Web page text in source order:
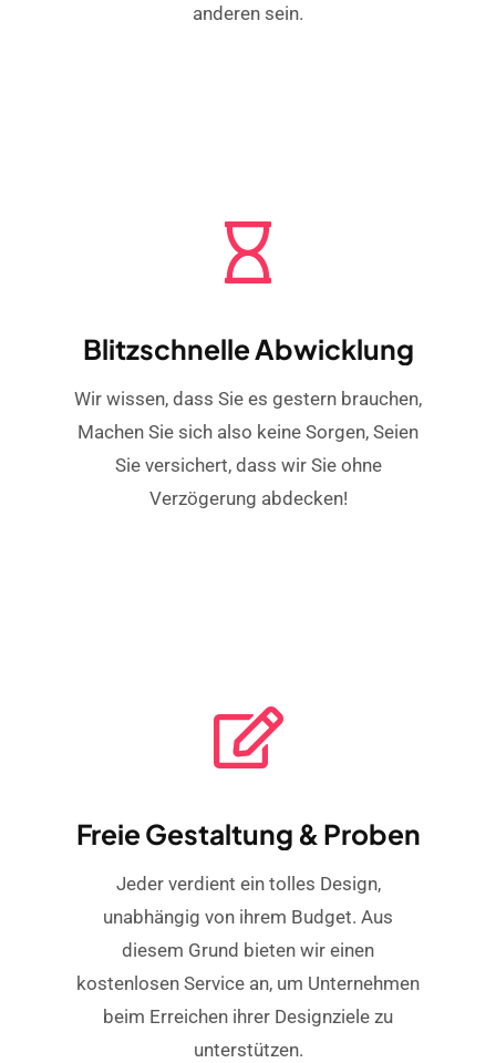
anderen sein.
Blitzschnelle Abwicklung
Wir wissen, dass Sie es gestern brauchen,
Machen Sie sich also keine Sorgen, Seien
Sie versichert, dass wir Sie ohne
Verzögerung abdecken!
Freie Gestaltung & Proben
Jeder verdient ein tolles Design,
unabhängig von ihrem Budget. Aus
diesem Grund bieten wir einen
kostenlosen Service an, um Unternehmen
beim Erreichen ihrer Designziele zu
unterstützen.